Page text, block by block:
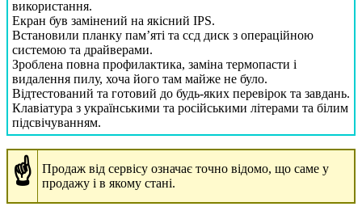
використання.
Екран був замінений на якісний IPS.
Встановили планку пам’яті та ссд диск з операційною
системою та драйверами.
Зроблена повна профилактика, заміна термопасти і
видалення пилу, хоча його там майже не було.
Відтестований та готовий до будь-яких перевірок та завдань.
Клавіатура з українськими та російськими літерами та білим
підсвічуванням.
☝
Продаж від сервісу означає точно відомо, що саме у
продажу і в якому стані.